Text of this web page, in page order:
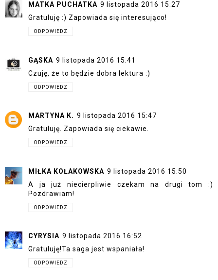
MATKA PUCHATKA 9 listopada 2016 15:27
Gratuluję :) Zapowiada się interesująco!
ODPOWIEDZ
GĄSKA 9 listopada 2016 15:41
Czuję, że to będzie dobra lektura :)
ODPOWIEDZ
MARTYNA K. 9 listopada 2016 15:47
Gratuluję. Zapowiada się ciekawie.
ODPOWIEDZ
MIŁKA KOŁAKOWSKA 9 listopada 2016 15:50
A ja już niecierpliwie czekam na drugi tom :)
Pozdrawiam!
ODPOWIEDZ
CYRYSIA 9 listopada 2016 16:52
Gratuluję!Ta saga jest wspaniała!
ODPOWIEDZ